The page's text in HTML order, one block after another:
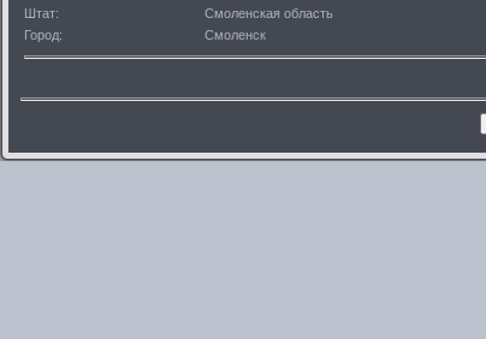
Штат:
Смоленская область
Город:
Смоленск